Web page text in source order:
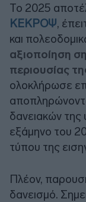
Το 2025
ΚΕΚΡΟΨ,
και
αξιοποίηση
περιουσίας
ολοκλήρωσε
δανειακών
εξάμηνο του
τύπου της
Πλέον,
δανεισμό.